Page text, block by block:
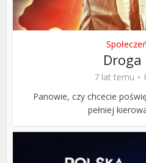
Droga
7 lat temu
Panowie, czy chcecie
pełniej